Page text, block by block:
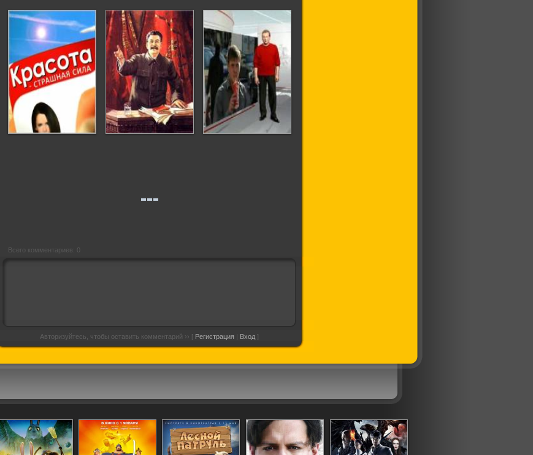
Всего комментариев: 0
Авторизуйтесь, чтобы оставить комментарий ›› [ Регистрация | Вход ]